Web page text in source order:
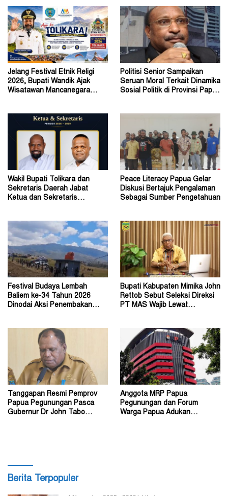
Jelang Festival Etnik Religi
2026, Bupati Wandik Ajak
Wisatawan Mancanegara
Politisi Senior Sampaikan
Seruan Moral Terkait Dinamika
Sosial Politik di Provinsi Papua
Wakil Bupati Tolikara dan
Sekretaris Daerah Jabat
Ketua dan Sekretaris
Peace Literacy Papua Gelar
Diskusi Bertajuk Pengalaman
Sebagai Sumber Pengetahuan
Festival Budaya Lembah
Baliem ke-34 Tahun 2026
Dinodai Aksi Penembakan
Bupati Kabupaten Mimika John
Rettob Sebut Seleksi Direksi
PT MAS Wajib Lewat
Tanggapan Resmi Pemprov
Papua Pegunungan Pasca
Gubernur Dr John Tabo
Anggota MRP Papua
Pegunungan dan Forum
Warga Papua Adukan
Berita Terpopuler